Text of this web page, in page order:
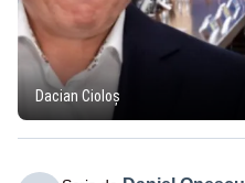
Dacian Cioloș